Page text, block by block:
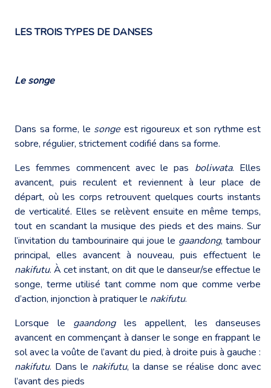
LES TROIS TYPES DE DANSES
Le songe
Dans sa forme, le songe est rigoureux et son rythme est
sobre, régulier, strictement codifié dans sa forme.
Les femmes commencent avec le pas boliwata. Elles
avancent, puis reculent et reviennent à leur place de
départ, où les corps retrouvent quelques courts instants
de verticalité. Elles se relèvent ensuite en même temps,
tout en scandant la musique des pieds et des mains. Sur
l’invitation du tambourinaire qui joue le gaandong, tambour
principal, elles avancent à nouveau, puis effectuent le
nakifutu. À cet instant, on dit que le danseur/se effectue le
songe, terme utilisé tant comme nom que comme verbe
d’action, injonction à pratiquer le nakifutu.
Lorsque le gaandongles appellent, les danseuses
avancent en commençant à danser le songe en frappant le
sol avec la voûte de l’avant du pied, à droite puis à gauche :
nakifutu. Dans le nakifutu, la danse se réalise donc avec
l’avant des pieds